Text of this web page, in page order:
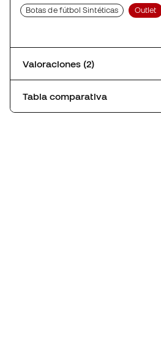
Botas de fútbol Sintéticas Outlet
Valoraciones (2)
Tabla comparativa